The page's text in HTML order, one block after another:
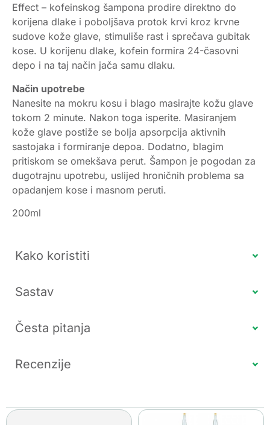
Effect – kofeinskog šampona prodire direktno do
korijena dlake i poboljšava protok krvi kroz krvne
sudove kože glave, stimuliše rast i sprečava gubitak
kose. U korijenu dlake, kofein formira 24-časovni
depo i na taj način jača samu dlaku.
Način upotrebe
Nanesite na mokru kosu i blago masirajte kožu glave
tokom 2 minute. Nakon toga isperite. Masiranjem
kože glave postiže se bolja apsorpcija aktivnih
sastojaka i formiranje depoa. Dodatno, blagim
pritiskom se omekšava perut. Šampon je pogodan za
dugotrajnu upotrebu, uslijed hroničnih problema sa
opadanjem kose i masnom peruti.
200ml
Kako koristiti
Sastav
Česta pitanja
Recenzije